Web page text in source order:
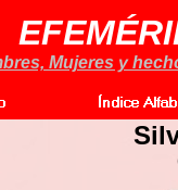
Mujeres y